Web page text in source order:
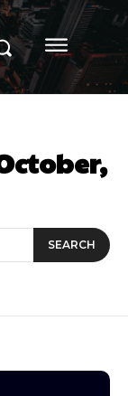
SEARCH